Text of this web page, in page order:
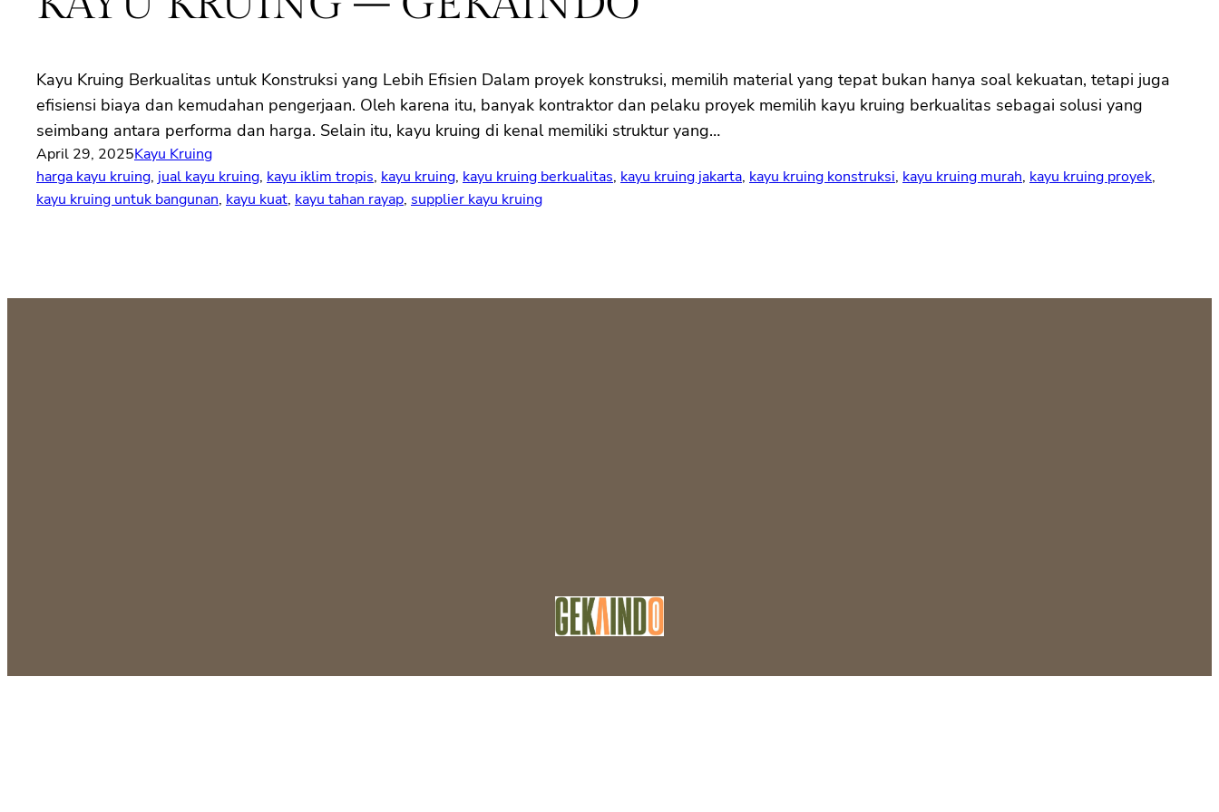
Kayu Kruing Berkualitas untuk Konstruksi yang Lebih Efisien Dalam proyek konstruksi, memilih material yang tepat bukan hanya soal kekuatan, tetapi juga
efisiensi biaya dan kemudahan pengerjaan. Oleh karena itu, banyak kontraktor dan pelaku proyek memilih kayu kruing berkualitas sebagai solusi yang
seimbang antara performa dan harga. Selain itu, kayu kruing di kenal memiliki struktur yang…
April 29, 2025Kayu Kruing
harga kayu kruing, jual kayu kruing, kayu iklim tropis, kayu kruing, kayu kruing berkualitas, kayu kruing jakarta, kayu kruing konstruksi, kayu kruing murah, kayu kruing proyek
kayu kruing untuk bangunan, kayu kuat, kayu tahan rayap, supplier kayu kruing